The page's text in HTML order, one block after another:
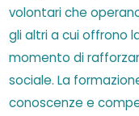
volontari che
gli altri a cui offrono
momento di
sociale. La
conoscenze e